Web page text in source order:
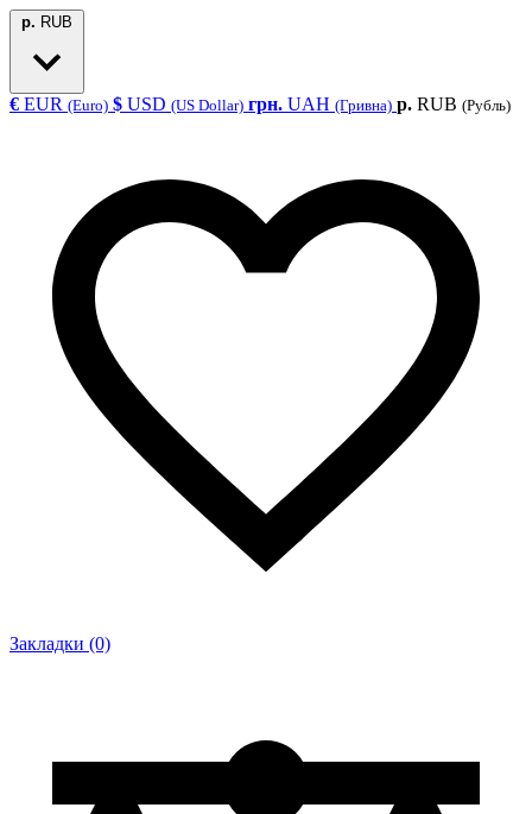
р. RUB
€ EUR (Euro) $ USD (US Dollar) грн. UAH (Гривна) р. RUB (Рубль)
Закладки (0)